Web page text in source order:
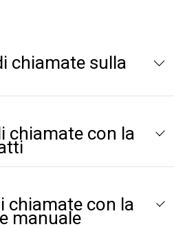
chiamate sulla
chiamate con la
chiamate con la
manuale